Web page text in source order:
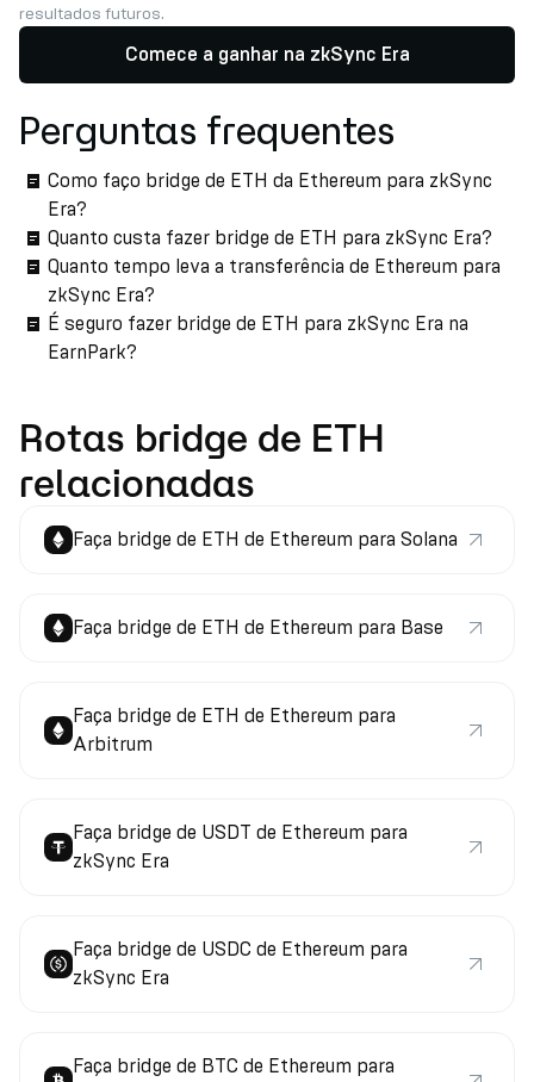
resultados futuros.
Comece a ganhar na zkSync Era
Perguntas frequentes
Como faço bridge de ETH da Ethereum para zkSync
Era?
Quanto custa fazer bridge de ETH para zkSync Era?
Quanto tempo leva a transferência de Ethereum para
zkSync Era?
É seguro fazer bridge de ETH para zkSync Era na
EarnPark?
Rotas bridge de ETH
relacionadas
Faça bridge de ETH de Ethereum para Solana
Faça bridge de ETH de Ethereum para Base
Faça bridge de ETH de Ethereum para
Arbitrum
Faça bridge de USDT de Ethereum para
zkSync Era
Faça bridge de USDC de Ethereum para
zkSync Era
Faça bridge de BTC de Ethereum para